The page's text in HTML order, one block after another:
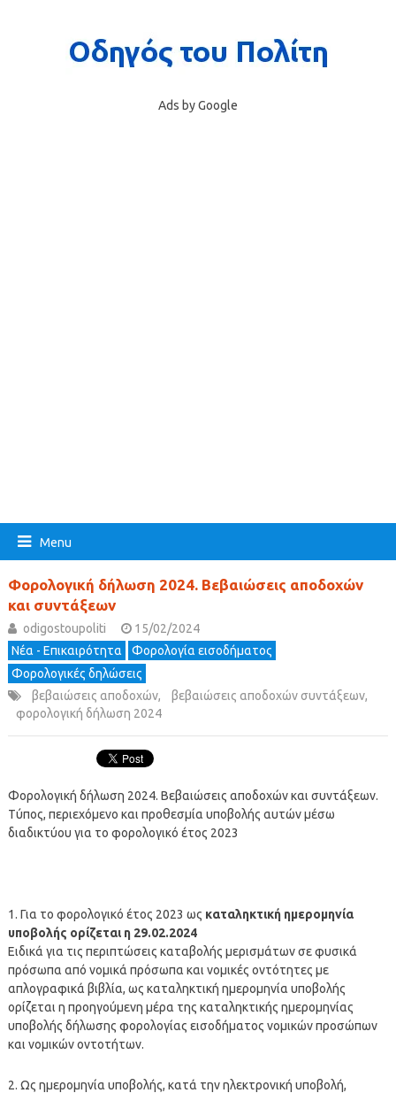
Ads by Google
Menu
Φορολογική δήλωση 2024. Βεβαιώσεις αποδοχών
και συντάξεων
odigostoupoliti
15/02/2024
Νέα - Επικαιρότητα
Φορολογία εισοδήματος
Φορολογικές δηλώσεις
βεβαιώσεις αποδοχών, βεβαιώσεις αποδοχών συντάξεων,
φορολογική δήλωση 2024
Φορολογική δήλωση 2024. Βεβαιώσεις αποδοχών και συντάξεων.
Τύπος, περιεχόμενο και προθεσμία υποβολής αυτών μέσω
διαδικτύου για το φορολογικό έτος 2023
1. Για το φορολογικό έτος 2023 ως καταληκτική ημερομηνία
υποβολής ορίζεται η 29.02.2024
Ειδικά για τις περιπτώσεις καταβολής μερισμάτων σε φυσικά
πρόσωπα από νομικά πρόσωπα και νομικές οντότητες με
απλογραφικά βιβλία, ως καταληκτική ημερομηνία υποβολής
ορίζεται η προηγούμενη μέρα της καταληκτικής ημερομηνίας
υποβολής δήλωσης φορολογίας εισοδήματος νομικών προσώπων
και νομικών οντοτήτων.
2. Ως ημερομηνία υποβολής, κατά την ηλεκτρονική υποβολή,